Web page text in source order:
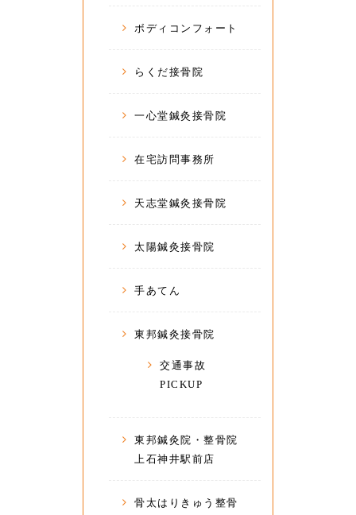
ボディコンフォート
らくだ接骨院
一心堂鍼灸接骨院
在宅訪問事務所
天志堂鍼灸接骨院
太陽鍼灸接骨院
手あてん
東邦鍼灸接骨院
交通事故
PICKUP
東邦鍼灸院・整骨院
上石神井駅前店
骨太はりきゅう整骨